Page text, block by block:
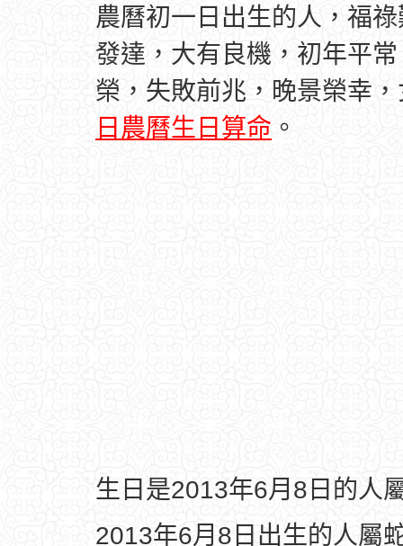
農曆初一日出生的人，福
發達，大有良機，初年平
榮，失敗前兆，晚景榮幸
日農曆生日算命 。
生日是2013年6月8日的人
2013年6月8日出生的人屬